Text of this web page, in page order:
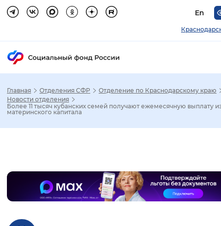
En
Шрифт
Главная Отделения СФР
Отделение по Краснодарскому краю
Новости отделения
Более 11 тысяч кубанских семей получают ежемесячную выплату
материнского капитала